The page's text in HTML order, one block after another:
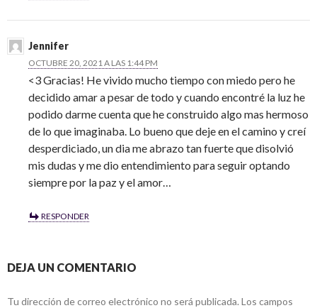
Jennifer
OCTUBRE 20, 2021 A LAS 1:44 PM
<3 Gracias! He vivido mucho tiempo con miedo pero he
decidido amar a pesar de todo y cuando encontré la luz he
podido darme cuenta que he construido algo mas hermoso
de lo que imaginaba. Lo bueno que deje en el camino y creí
desperdiciado, un dia me abrazo tan fuerte que disolvió
mis dudas y me dio entendimiento para seguir optando
siempre por la paz y el amor…
RESPONDER
DEJA UN COMENTARIO
Tu dirección de correo electrónico no será publicada. Los campos